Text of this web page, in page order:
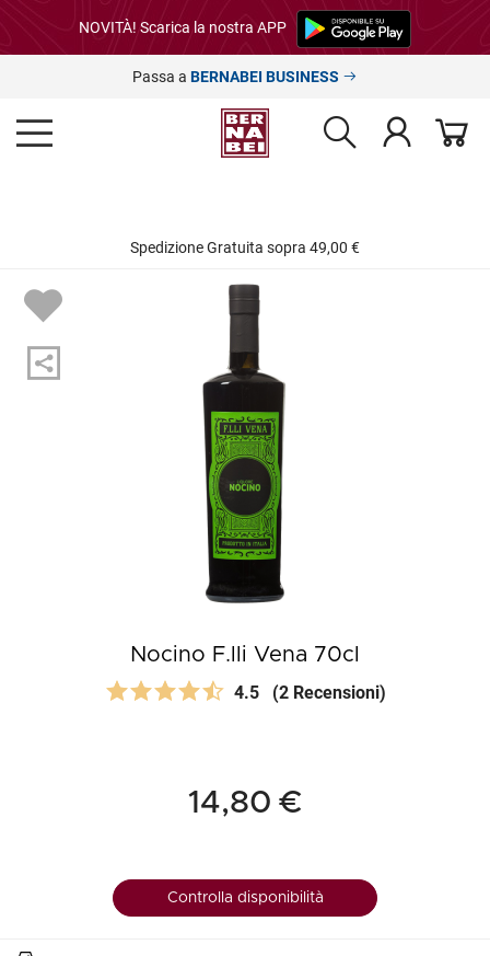
NOVITÀ! Scarica la nostra APP
Passa a BERNABEI BUSINESS
Spedizione Gratuita sopra 49,00 €
Nocino F.lli Vena 70cl
4.5 (2 Recensioni)
14,80 €
Controlla disponibilità